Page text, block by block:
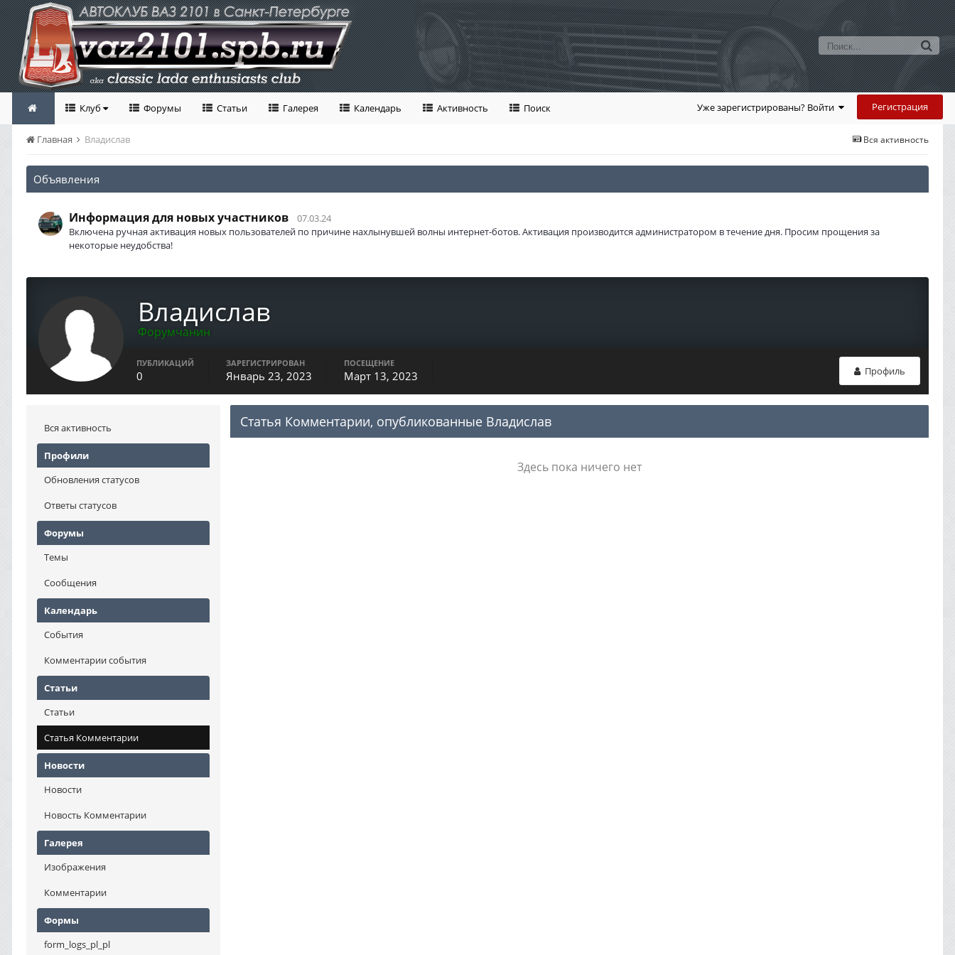
Уже зарегистрированы? Войти Регистрация
Клуб Форумы Статьи Галерея Календарь Активность Поиск
Вся активность
Главная Владислав
Объявления
Информация для новых участников
07.03.24
Включена ручная активация новых пользователей по причине нахлынувшей волны интернет-ботов. Активация производится администратором в течение дня. Просим прощения за
некоторые неудобства!
Владислав
Форумчанин
Профиль
ПУБЛИКАЦИЙ
0
ЗАРЕГИСТРИРОВАН
Январь 23, 2023
ПОСЕЩЕНИЕ
Март 13, 2023
Вся активность
Профили
Обновления статусов
Ответы статусов
Форумы
Темы
Сообщения
Календарь
События
Комментарии события
Статьи
Статьи
Статья Комментарии
Новости
Новости
Новость Комментарии
Галерея
Изображения
Комментарии
Формы
form_logs_pl_pl
Статья Комментарии, опубликованные Владислав
Здесь пока ничего нет